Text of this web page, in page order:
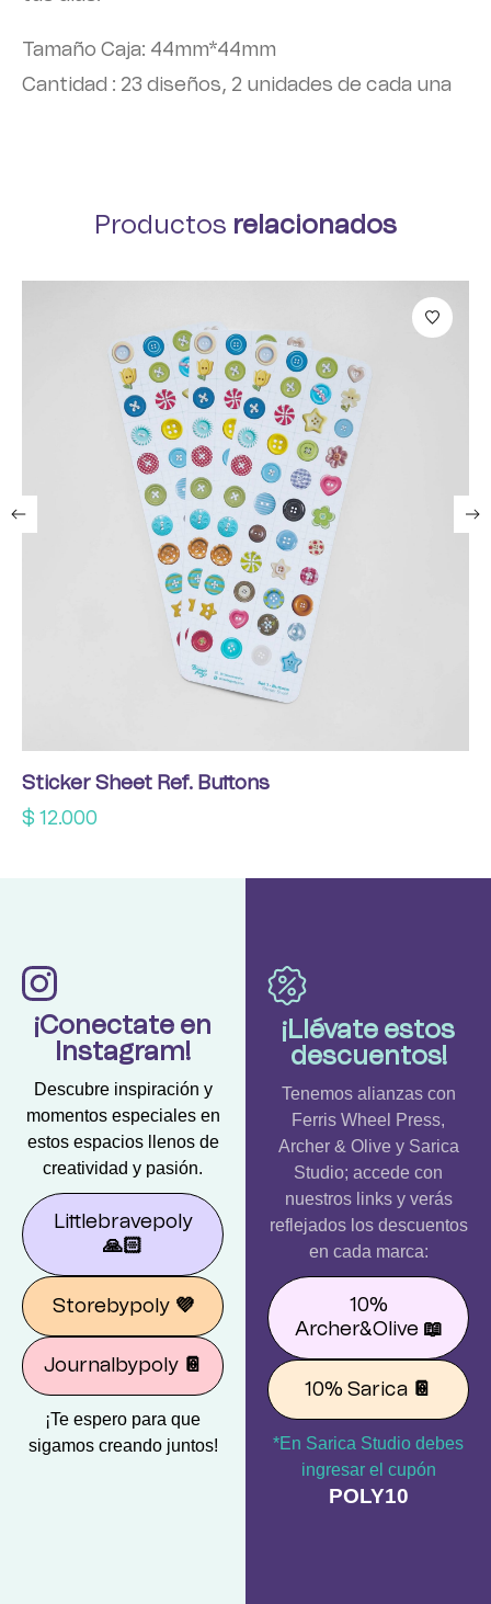
Tamaño Caja: 44mm*44mm
Cantidad : 23 diseños, 2 unidades de cada una
Productos relacionados
Sticker Sheet Ref. Buttons
$ 12.000
¡Conectate en
Instagram!
Descubre inspiración y
momentos especiales en
estos espacios llenos de
creatividad y pasión.
Littlebravepoly
🙏🏻
Storebypoly 💜
Journalbypoly 📔
¡Te espero para que
sigamos creando juntos!
¡Llévate estos
descuentos!
Tenemos alianzas con
Ferris Wheel Press,
Archer & Olive y Sarica
Studio; accede con
nuestros links y verás
reflejados los descuentos
en cada marca:
10%
Archer&Olive 📖
10% Sarica 📔
*En Sarica Studio debes
ingresar el cupón
POLY10